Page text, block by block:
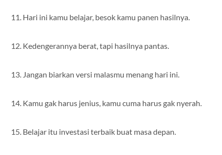
Hari ini kamu belajar, besok kamu panen hasilnya.
Kedengerannya berat, tapi hasilnya pantas.
Jangan biarkan versi malasmu menang hari ini.
Kamu gak harus jenius, kamu cuma harus gak nyerah.
Belajar itu investasi terbaik buat masa depan.